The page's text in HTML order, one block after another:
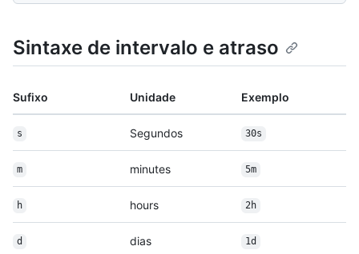
Sintaxe de intervalo e atraso
Sufixo Unidade Exemplo
s Segundos 30s
m minutes 5m
h hours 2h
d dias 1d